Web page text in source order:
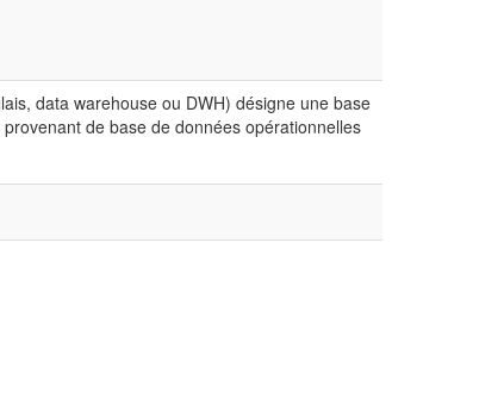
data warehouse ou DWH) désigne une base
de base de données opérationnelles